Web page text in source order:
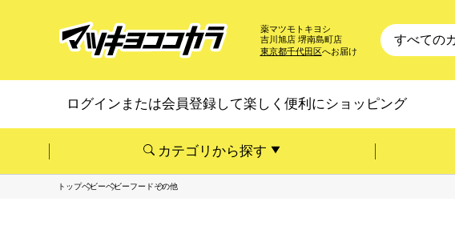
薬マツモトキヨシ
吉川旭店 堺南島町店
東京都千代田区へお届け
ログインまたは会員登録して楽しく便利にショッピング
カテゴリから探す
トップベビーベビーフードその他